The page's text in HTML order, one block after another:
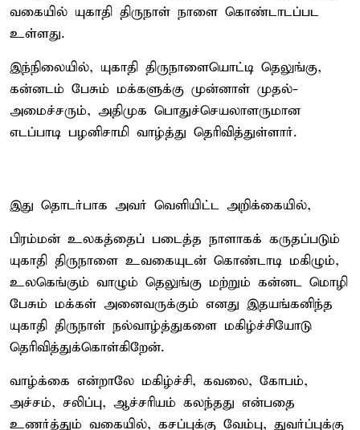
வகையில் யுகாதி திருநாள் நாளை கொண்டாடப்பட
உள்ளது.
இந்நிலையில், யுகாதி திருநாளையொட்டி தெலுங்கு,
கன்னடம் பேசும் மக்களுக்கு முன்னாள் முதல்-
அமைச்சரும், அதிமுக பொதுச்செயலாளருமான
எடப்பாடி பழனிசாமி வாழ்த்து தெரிவித்துள்ளார்.
இது தொடர்பாக அவர் வெளியிட்ட அறிக்கையில்,
பிரம்மன் உலகத்தைப் படைத்த நாளாகக் கருதப்படும்
யுகாதி திருநாளை உவகையுடன் கொண்டாடி மகிழும்,
உலகெங்கும் வாழும் தெலுங்கு மற்றும் கன்னட மொழி
பேசும் மக்கள் அனைவருக்கும் எனது இதயங்கனிந்த
யுகாதி திருநாள் நல்வாழ்த்துகளை மகிழ்ச்சியோடு
தெரிவித்துக்கொள்கிறேன்.
வாழ்க்கை என்றாலே மகிழ்ச்சி, கவலை, கோபம்,
அச்சம், சலிப்பு, ஆச்சரியம் கலந்தது என்பதை
உணர்த்தும் வகையில், கசப்புக்கு வேம்பு, துவர்ப்புக்கு